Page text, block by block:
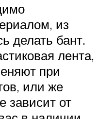
из
делать бант.
лента,
при
или же
зависит от